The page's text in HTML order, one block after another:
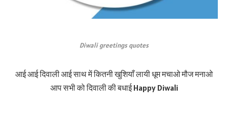
Diwali greetings quotes
आई आई दिवाली आई साथ में कितनी खुशियाँ लायी धूम मचाओ मौज मनाओ
आप सभी को दिवाली की बधाई Happy Diwali